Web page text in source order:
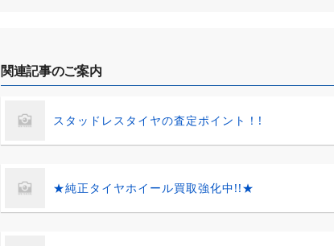
関連記事のご案内
スタッドレスタイヤの査定ポイント！!
★純正タイヤホイール買取強化中!!★